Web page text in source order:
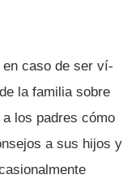
en caso de ser ví­
la familia sobre
los padres cómo
a sus hijos y